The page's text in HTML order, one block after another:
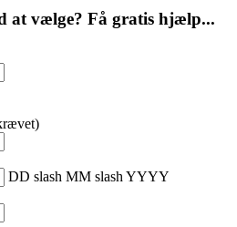
at vælge? Få gratis hjælp...
DD slash MM slash YYYY